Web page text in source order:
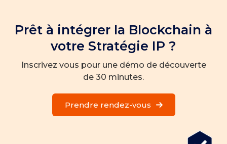
Prêt à intégrer la Blockchain à
votre Stratégie IP ?
Inscrivez vous pour une démo de découverte
de 30 minutes.
Prendre rendez-vous